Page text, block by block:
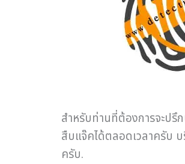
สำหรับท่านที่ต้องการจะปรึ
สืบแจ๊คได้ตลอดเวลาครับ
ครับ.